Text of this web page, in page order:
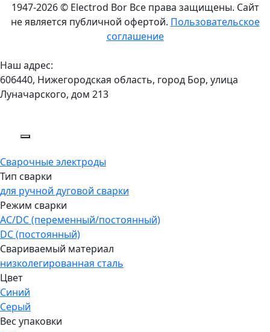
1947-2026 © Electrod Bor Все права защищены. Сайт
не является публичной офертой. Пользовательское
соглашение
Наш адрес:
606440, Нижегородская область, город Бор, улица
Луначарского, дом 213
Сварочные электроды
Тип сварки
для ручной дуговой сварки
Режим сварки
AC/DC (переменный/постоянный)
DC (постоянный)
Свариваемый материал
низколегированная сталь
Цвет
Синий
Серый
Вес упаковки